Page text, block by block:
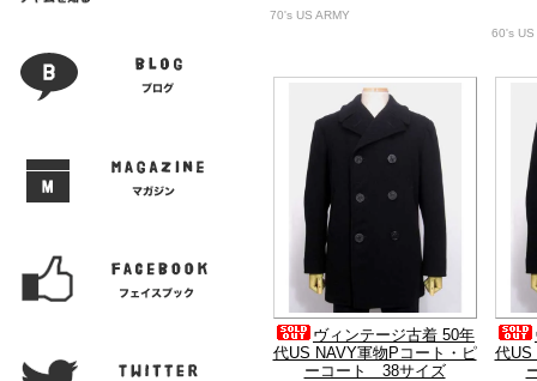
70's US ARMY
60's US
ヴィンテージ古着 50年
代US NAVY軍物Pコート・ピ
ーコート 38サイズ
代US